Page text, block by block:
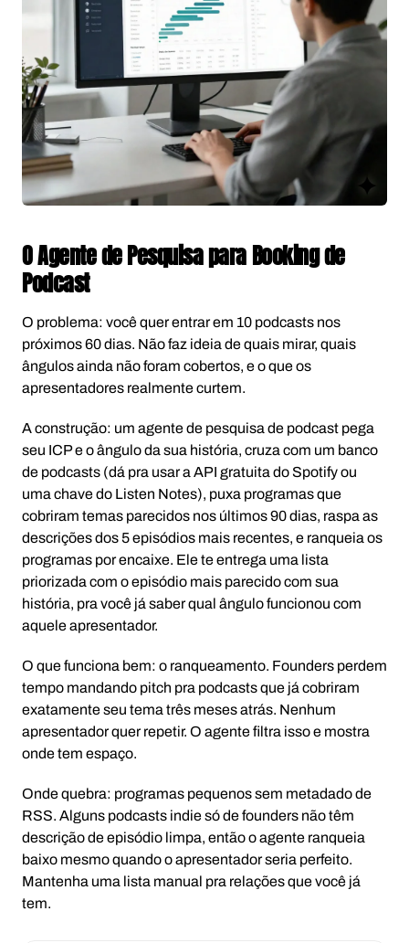
O Agente de Pesquisa para Booking de
Podcast
O problema: você quer entrar em 10 podcasts nos
próximos 60 dias. Não faz ideia de quais mirar, quais
ângulos ainda não foram cobertos, e o que os
apresentadores realmente curtem.
A construção: um agente de pesquisa de podcast pega
seu ICP e o ângulo da sua história, cruza com um banco
de podcasts (dá pra usar a API gratuita do Spotify ou
uma chave do Listen Notes), puxa programas que
cobriram temas parecidos nos últimos 90 dias, raspa as
descrições dos 5 episódios mais recentes, e ranqueia os
programas por encaixe. Ele te entrega uma lista
priorizada com o episódio mais parecido com sua
história, pra você já saber qual ângulo funcionou com
aquele apresentador.
O que funciona bem: o ranqueamento. Founders perdem
tempo mandando pitch pra podcasts que já cobriram
exatamente seu tema três meses atrás. Nenhum
apresentador quer repetir. O agente filtra isso e mostra
onde tem espaço.
Onde quebra: programas pequenos sem metadado de
RSS. Alguns podcasts indie só de founders não têm
descrição de episódio limpa, então o agente ranqueia
baixo mesmo quando o apresentador seria perfeito.
Mantenha uma lista manual pra relações que você já
tem.